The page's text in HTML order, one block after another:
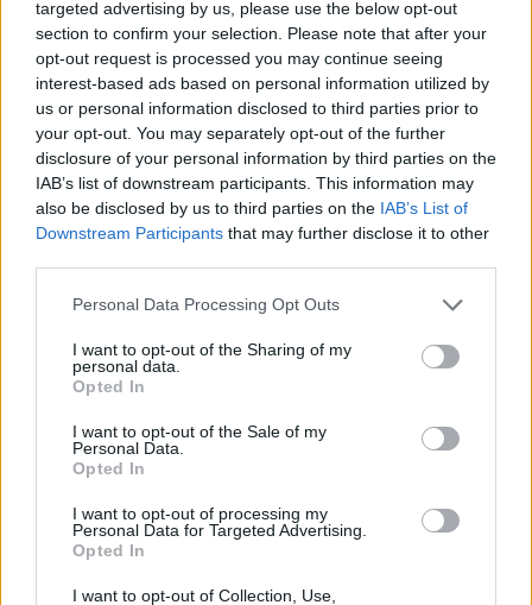
targeted advertising by us, please use the below opt-out
section to confirm your selection. Please note that after your
opt-out request is processed you may continue seeing
interest-based ads based on personal information utilized by
us or personal information disclosed to third parties prior to
your opt-out. You may separately opt-out of the further
disclosure of your personal information by third parties on the
IAB’s list of downstream participants. This information may
also be disclosed by us to third parties on the IAB’s List of
Downstream Participants that may further disclose it to other
Personal Data Processing Opt Outs
I want to opt-out of the Sharing of my
personal data.
Opted In
I want to opt-out of the Sale of my
Personal Data.
Opted In
I want to opt-out of processing my
Personal Data for Targeted Advertising.
Opted In
I want to opt-out of Collection, Use,
Solutions Codycross pour d'autres langues:
Codycross lösungen Codycross soluzioni Codycross answers Codycross respostas
Codycross respuestas
MONDES
Solution Codycross Planète Terre
Solution Codycross Sous l'océan